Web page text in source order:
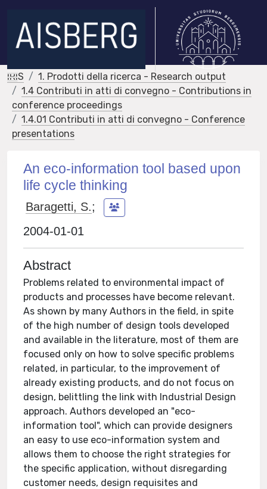
IRIS
1. Prodotti della ricerca - Research output
1.4 Contributi in atti di convegno - Contributions in
conference proceedings
1.4.01 Contributi in atti di convegno - Conference
presentations
An eco-information tool based upon
life cycle thinking
Baragetti, S.;
2004-01-01
Abstract
Problems related to environmental impact of
products and processes have become relevant.
As shown by many Authors in the field, in spite
of the high number of design tools developed
and available in the literature, most of them are
focused only on how to solve specific problems
related, in particular, to the improvement of
already existing products, and do not focus on
design, belittling the link with Industrial Design
approach. Authors developed an "eco-
information tool", which can provide designers
an easy to use eco-information system and
allows them to choose the right strategies for
the specific application, without disregarding
customer needs, design requisites and